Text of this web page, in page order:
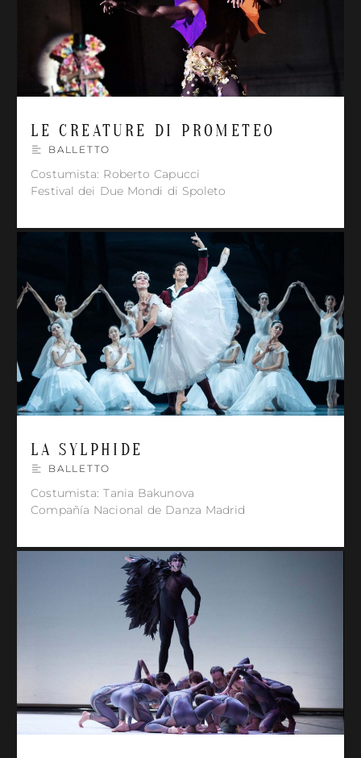
LE CREATURE DI PROMETEO
BALLETTO
Costumista: Roberto Capucci
Festival dei Due Mondi di Spoleto
LA SYLPHIDE
BALLETTO
Costumista: Tania Bakunova
Compañía Nacional de Danza Madrid